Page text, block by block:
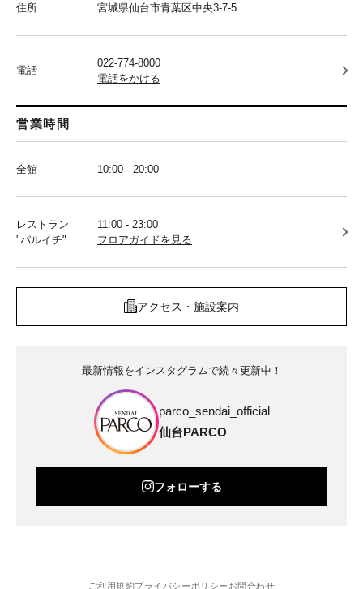
住所 宮城県仙台市青葉区中央3-7-5
電話
022-774-8000
電話をかける
営業時間
全館 10:00 - 20:00
レストラン
"パルイチ"
11:00 - 23:00
フロアガイドを見る
アクセス・施設案内
最新情報をインスタグラムで続々更新中！
parco_sendai_official
仙台PARCO
フォローする
ご利用規約プライバシーポリシー お問合わせ